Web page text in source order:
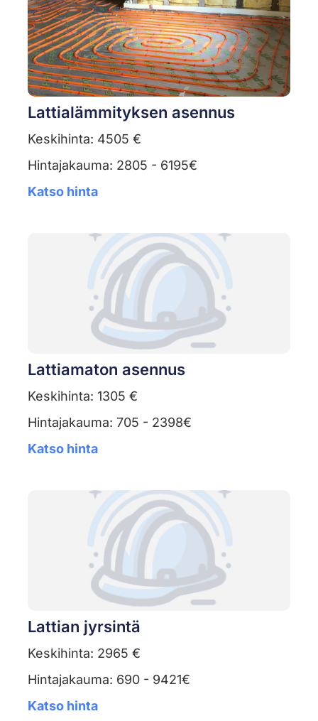
Lattialämmityksen asennus
Keskihinta: 4505 €
Hintajakauma: 2805 - 6195€
Katso hinta
Lattiamaton asennus
Keskihinta: 1305 €
Hintajakauma: 705 - 2398€
Katso hinta
Lattian jyrsintä
Keskihinta: 2965 €
Hintajakauma: 690 - 9421€
Katso hinta